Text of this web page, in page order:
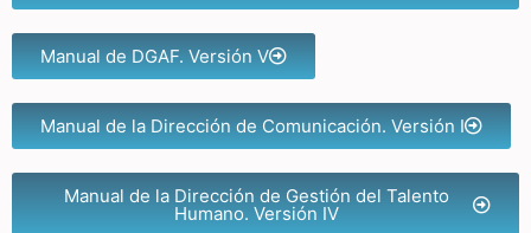
Manual de DGAF. Versión V
Manual de la Dirección de Comunicación. Versión I
Manual de la Dirección de Gestión del Talento
Humano. Versión IV